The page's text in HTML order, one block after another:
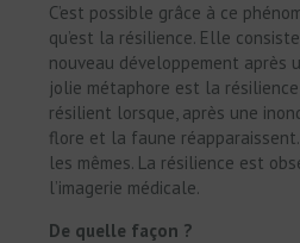
C’est possible grâce à ce
qu’est la résilience. Elle
nouveau développement après
jolie métaphore est la
résilient lorsque, après une
flore et la faune
les mêmes. La résilience est
l’imagerie médicale.
De quelle façon ?